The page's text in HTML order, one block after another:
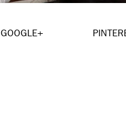
GOOGLE+